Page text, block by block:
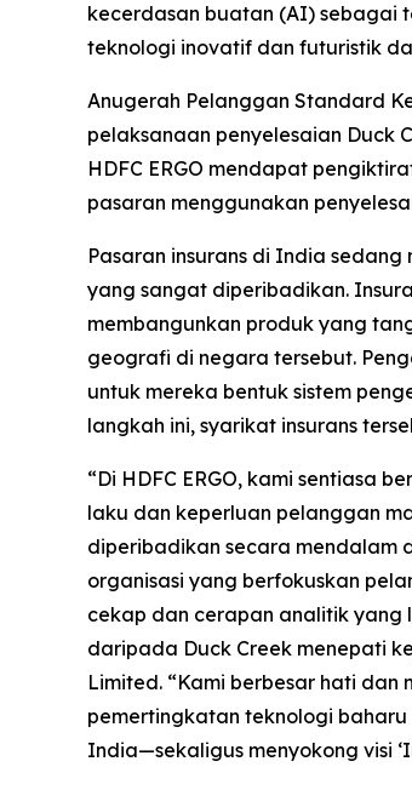
kecerdasan buatan (AI) sebagai
teknologi inovatif dan futuristik
Anugerah Pelanggan Standard
pelaksanaan penyelesaian Duck
HDFC ERGO mendapat
pasaran menggunakan
Pasaran insurans di India
yang sangat diperibadikan.
membangunkan produk yang
geografi di negara tersebut.
untuk mereka bentuk sistem
langkah ini, syarikat insurans
“Di HDFC ERGO, kami sentiasa
laku dan keperluan pelanggan
diperibadikan secara mendalam
organisasi yang berfokuskan
cekap dan cerapan analitik yang
daripada Duck Creek menepati
Limited. “Kami berbesar hati
pemertingkatan teknologi baharu
India—sekaligus menyokong visi